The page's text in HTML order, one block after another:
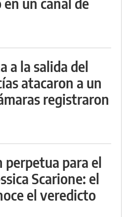
a la salida del
atacaron a un
registraron
perpetua para el
Scarione: el
el veredicto